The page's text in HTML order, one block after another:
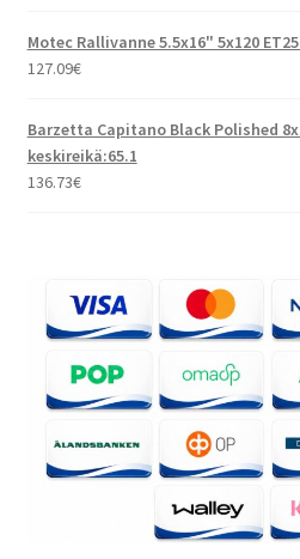
Motec Rallivanne 5.5x16" 5x120
127.09€
Barzetta Capitano Black Polished
keskireikä:65.1
136.73€